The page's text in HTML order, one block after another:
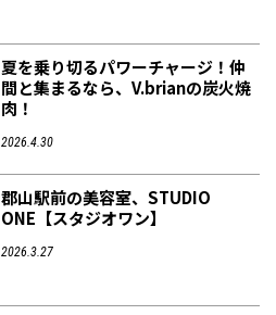
夏を乗り切るパワーチャージ！仲
間と集まるなら、V.brianの炭火焼
肉！
2026.4.30
郡山駅前の美容室、STUDIO
ONE【スタジオワン】
2026.3.27